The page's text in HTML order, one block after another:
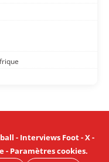
- Interviews Foot-X-
- Paramètres cookies.